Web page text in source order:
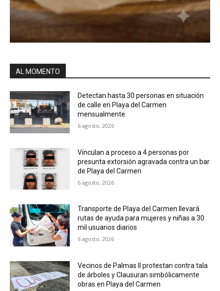
AL MOMENTO
Detectan hasta 30 personas en situación
de calle en Playa del Carmen
mensualmente
6 agosto, 2026
Vinculan a proceso a 4 personas por
presunta extorsión agravada contra un bar
de Playa del Carmen
6 agosto, 2026
Transporte de Playa del Carmen llevará
rutas de ayuda para mujeres y niñas a 30
mil usuarios diarios
6 agosto, 2026
Vecinos de Palmas II protestan contra tala
de árboles y Clausuran simbólicamente
obras en Playa del Carmen